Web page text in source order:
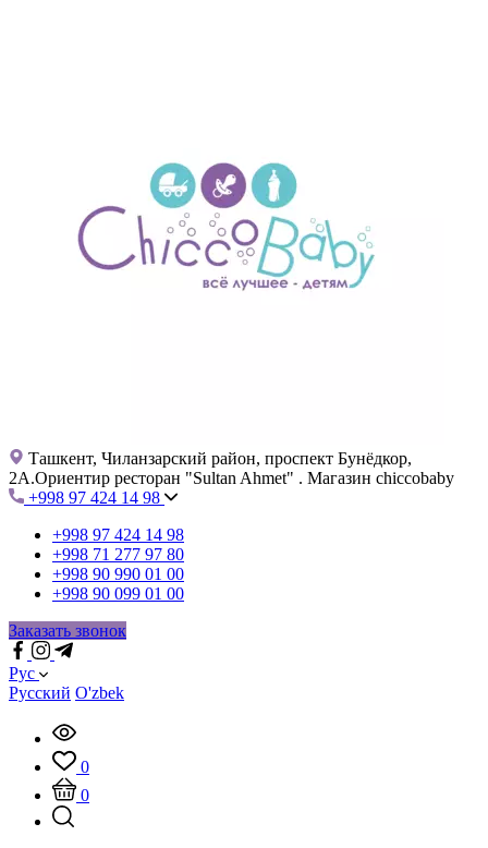
Ташкент, Чиланзарский район, проспект Бунёдкор,
2А.Ориентир ресторан "Sultan Ahmet" . Магазин chiccobaby
+998 97 424 14 98
+998 97 424 14 98
+998 71 277 97 80
+998 90 990 01 00
+998 90 099 01 00
Заказать звонок
Рус
Русский O'zbek
0
0